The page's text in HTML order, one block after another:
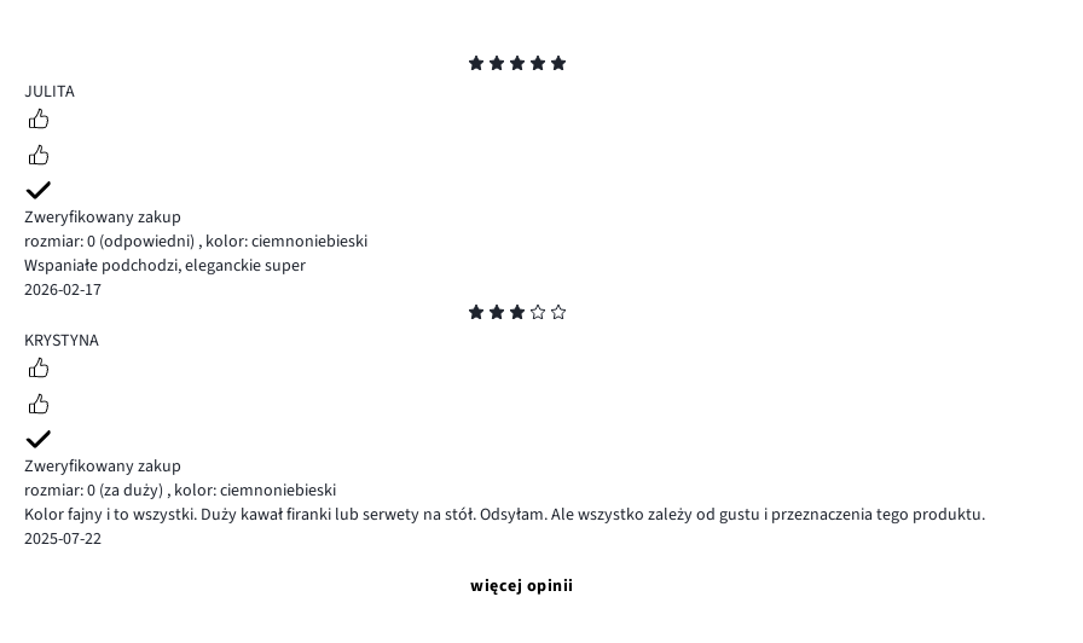
5
JULITA
Zweryfikowany zakup
rozmiar: 0 (odpowiedni) , kolor: ciemnoniebieski
Wspaniałe podchodzi, eleganckie super
2026-02-17
3
KRYSTYNA
Zweryfikowany zakup
rozmiar: 0 (za duży) , kolor: ciemnoniebieski
Kolor fajny i to wszystki. Duży kawał firanki lub serwety na stół. Odsyłam. Ale wszystko zależy od gustu i przeznaczenia tego produktu.
2025-07-22
więcej opinii